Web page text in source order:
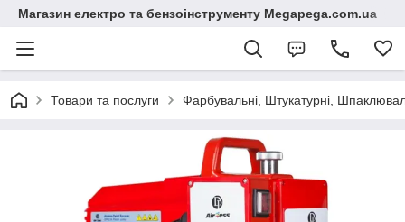
Магазин електро та бензоінструменту Megapega.com.ua
Товари та послуги Фарбувальні, Штукатурні,